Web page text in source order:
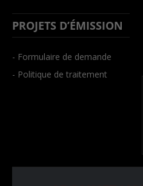
PROJETS D’ÉMISSION
- Formulaire de demande
- Politique de traitement